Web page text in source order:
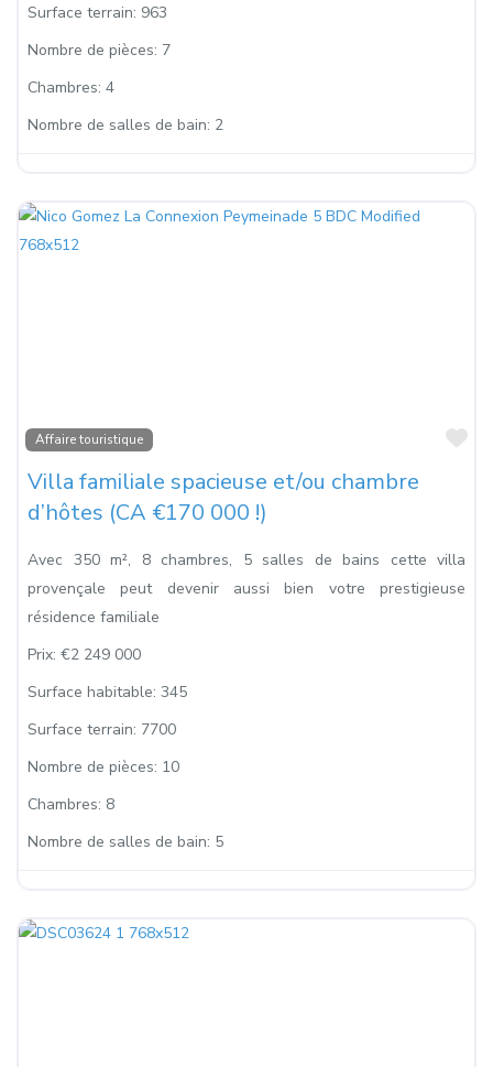
Surface terrain: 963
Nombre de pièces: 7
Chambres: 4
Nombre de salles de bain: 2
Affaire touristique
Villa familiale spacieuse et/ou chambre
d’hôtes (CA €170 000 !)
Avec 350 m², 8 chambres, 5 salles de bains cette villa
provençale peut devenir aussi bien votre prestigieuse
résidence familiale
Prix: €2 249 000
Surface habitable: 345
Surface terrain: 7700
Nombre de pièces: 10
Chambres: 8
Nombre de salles de bain: 5